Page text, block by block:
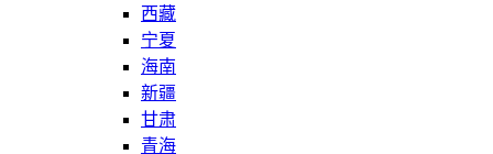
西藏
宁夏
海南
新疆
甘肃
青海